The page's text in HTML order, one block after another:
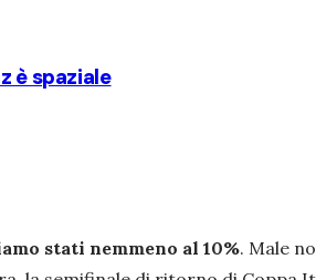
è spaziale
stati nemmeno al 10%. Male